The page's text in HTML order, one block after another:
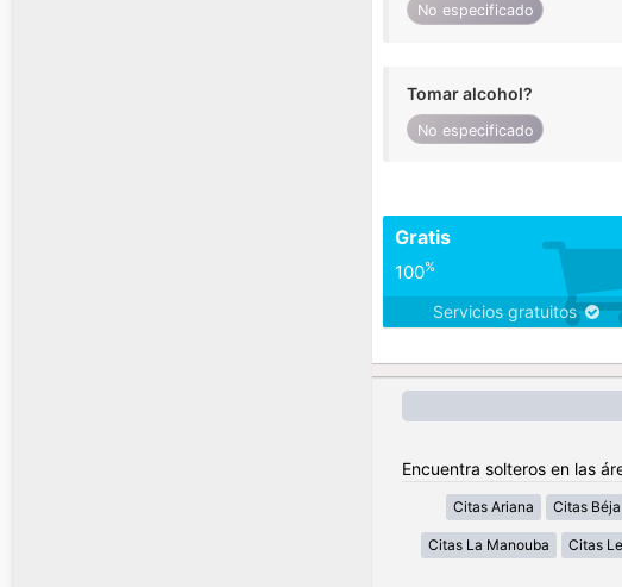
No especificado
Tomar alcohol?
No especificado
Gratis
100%
Servicios gratuitos
Encuentra solteros en las
Citas Ariana Citas Béja
Citas La Manouba Citas